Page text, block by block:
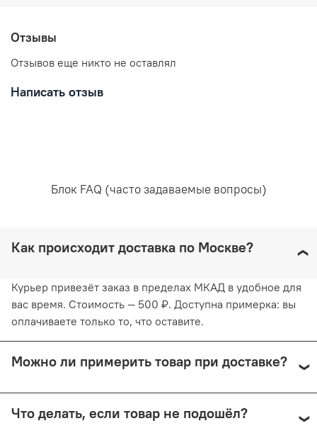
Уход за вещами:
Отзывы
Отзывов еще никто не оставлял
Написать отзыв
Блок FAQ (часто задаваемые вопросы)
Как происходит доставка по Москве?
Курьер привезёт заказ в пределах МКАД в удобное для
вас время. Стоимость — 500 ₽. Доступна примерка: вы
оплачиваете только то, что оставите.
Можно ли примерить товар при доставке?
СДЭК с примеркой. Первые 15 минут — бесплатно.
Что делать, если товар не подошёл?